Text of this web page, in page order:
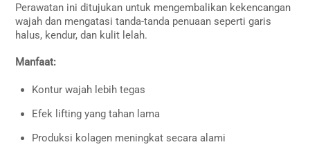
Perawatan ini ditujukan untuk mengembalikan kekencangan
wajah dan mengatasi tanda-tanda penuaan seperti garis
halus, kendur, dan kulit lelah.
Manfaat:
Kontur wajah lebih tegas
Efek lifting yang tahan lama
Produksi kolagen meningkat secara alami